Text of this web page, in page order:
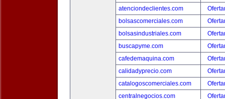
atenciondeclientes.com
bolsascomerciales.com
bolsasindustriales.com
buscapyme.com
cafedemaquina.com
calidadyprecio.com
catalogoscomerciales.com
centralnegocios.com